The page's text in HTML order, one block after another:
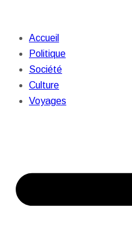
Accueil
Politique
Société
Culture
Voyages